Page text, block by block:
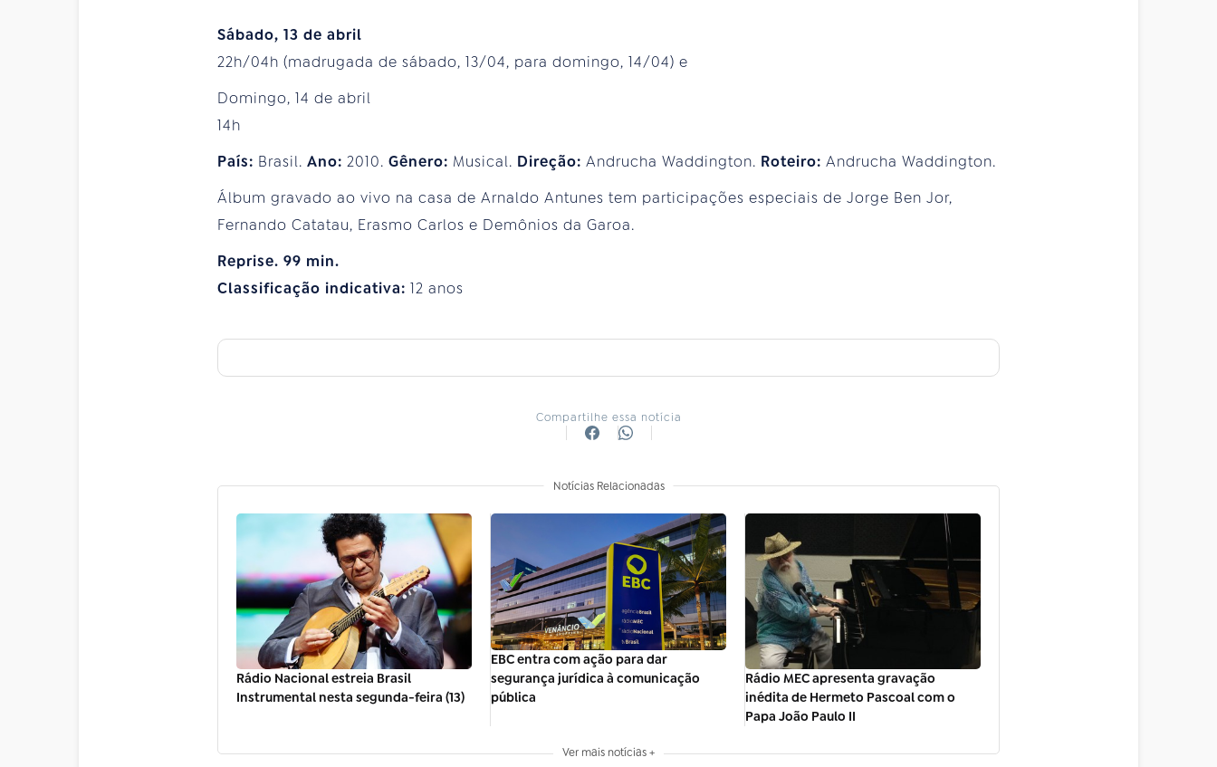
Sábado, 13 de abril
22h/04h (madrugada de sábado, 13/04, para domingo, 14/04) e
Domingo, 14 de abril
14h
País: Brasil. Ano: 2010. Gênero: Musical. Direção: Andrucha Waddington. Roteiro: Andrucha Waddington.
Álbum gravado ao vivo na casa de Arnaldo Antunes tem participações especiais de Jorge Ben Jor,
Fernando Catatau, Erasmo Carlos e Demônios da Garoa.
Reprise. 99 min.
Classificação indicativa: 12 anos
Compartilhe essa notícia
Notícias Relacionadas
Rádio Nacional estreia Brasil
Instrumental nesta segunda-feira (13)
EBC entra com ação para dar
segurança jurídica à comunicação
pública
Rádio MEC apresenta gravação
inédita de Hermeto Pascoal com o
Papa João Paulo II
Ver mais notícias +